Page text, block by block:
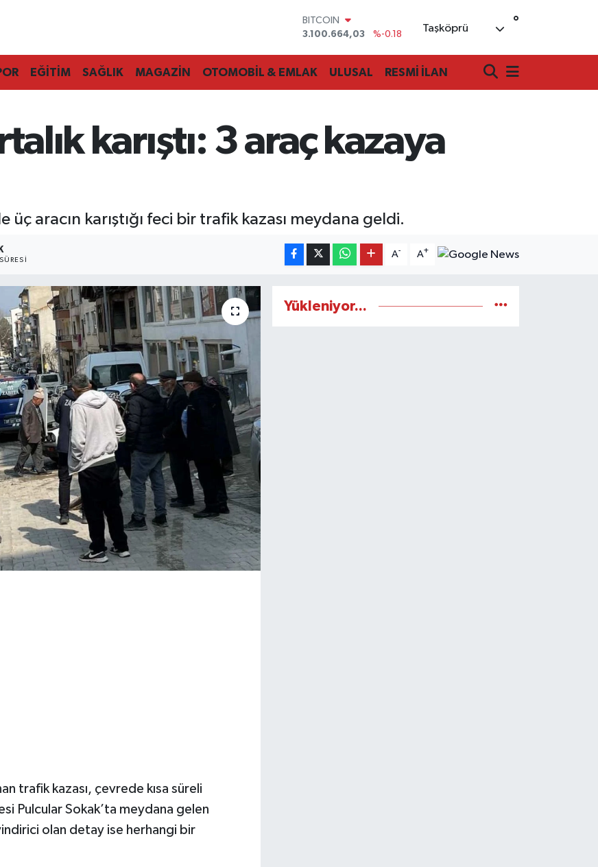
DOLAR
47,7436
%0.18
STERLİN
64,4811
%0.38
13.779
%-14
BITCOIN
Taşköprü °
EĞİTİM SAĞLIK MAGAZİN OTOMOBİL & EMLAK ULUSAL RESMİ İLAN
karıştı: 3 araç kazaya
üç aracın karıştığı feci bir trafik kazası meydana geldi.
A- A+
trafik kazası, çevrede kısa süreli
Pulcular Sokak’ta meydana gelen
olan detay ise herhangi bir
Yükleniyor...